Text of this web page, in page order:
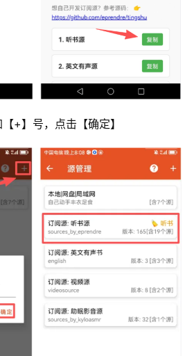
+】号，点击【确定】